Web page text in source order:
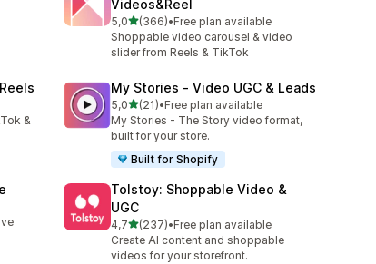
Videos&Reel
5,0stelle su 5
(366)
366 recensioni totali
•Free plan available
Shoppable video carousel & video
slider from Reels & TikTok
&
My Stories ‑ Video UGC & Leads
5,0stelle su 5
(21)
21 recensioni totali
•Free plan available
My Stories - The Story video format,
built for your store.
Built for Shopify
Tolstoy: Shoppable Video &
UGC
4,7stelle su 5
(237)
237 recensioni totali
•Free plan available
Create AI content and shoppable
videos for your storefront.